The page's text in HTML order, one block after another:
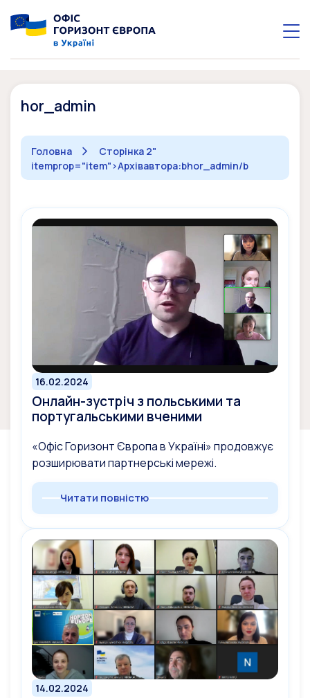
hor_admin
Головна
Сторінка 2"
itemprop="item">Архівавтора:bhor_admin/b
16.02.2024
Онлайн-зустріч з польськими та
португальськими вченими
«Офіс Горизонт Європа в Україні» продовжує
розширювати партнерські мережі.
Читати повністю
14.02.2024